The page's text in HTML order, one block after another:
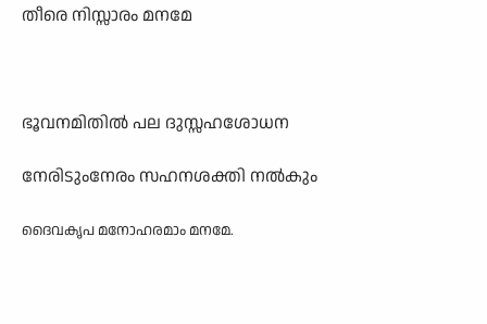
തീരെ നിസ്സാരം മനമേ
ഭൂവനമിതിൽ പല ദുസ്സഹശോധന
നേരിടുംനേരം സഹനശക്തി നൽകും
ദൈവകൃപ മനോഹരമാം മനമേ.